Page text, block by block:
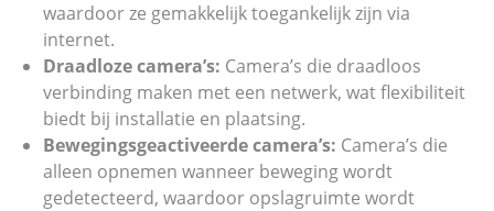
waardoor ze gemakkelijk toegankelijk zijn via
internet.
Draadloze camera’s: Camera’s die draadloos
verbinding maken met een netwerk, wat flexibiliteit
biedt bij installatie en plaatsing.
Bewegingsgeactiveerde camera’s: Camera’s die
alleen opnemen wanneer beweging wordt
gedetecteerd, waardoor opslagruimte wordt